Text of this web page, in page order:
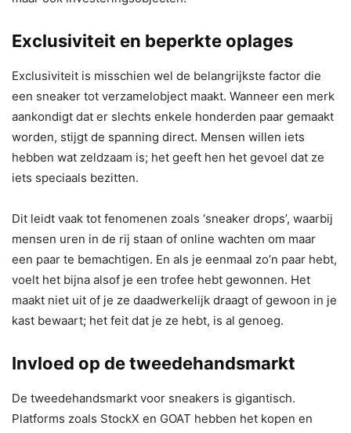
Exclusiviteit en beperkte oplages
Exclusiviteit is misschien wel de belangrijkste factor die
een sneaker tot verzamelobject maakt. Wanneer een merk
aankondigt dat er slechts enkele honderden paar gemaakt
worden, stijgt de spanning direct. Mensen willen iets
hebben wat zeldzaam is; het geeft hen het gevoel dat ze
iets speciaals bezitten.
Dit leidt vaak tot fenomenen zoals ‘sneaker drops’, waarbij
mensen uren in de rij staan of online wachten om maar
een paar te bemachtigen. En als je eenmaal zo’n paar hebt,
voelt het bijna alsof je een trofee hebt gewonnen. Het
maakt niet uit of je ze daadwerkelijk draagt of gewoon in je
kast bewaart; het feit dat je ze hebt, is al genoeg.
Invloed op de tweedehandsmarkt
De tweedehandsmarkt voor sneakers is gigantisch.
Platforms zoals StockX en GOAT hebben het kopen en